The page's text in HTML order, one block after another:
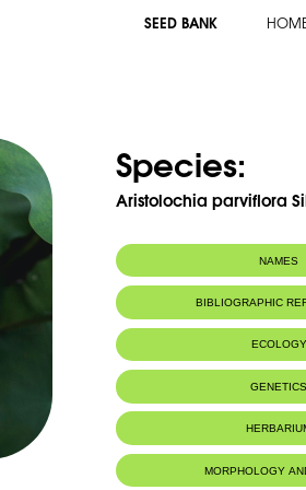
SEED BANK
Species:
Aristolochia parviflora
NAMES
BIBLIOGRAPHIC
ECOLOGY
The east
MORPHOLOGY